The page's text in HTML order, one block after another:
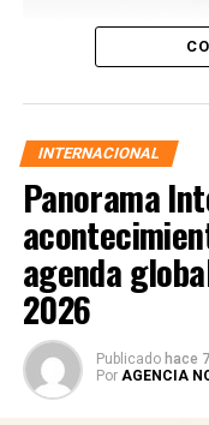
Las autoridades
desplegaron equipos
cortes preventivos
INTERNACIONAL
Panorama
agenda
2026
Publicado hace
Por AGENCIA